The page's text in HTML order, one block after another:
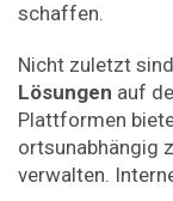
schaffen.
Nicht zuletzt sind
Lösungen auf
Plattformen
ortsunabhängig
verwalten.